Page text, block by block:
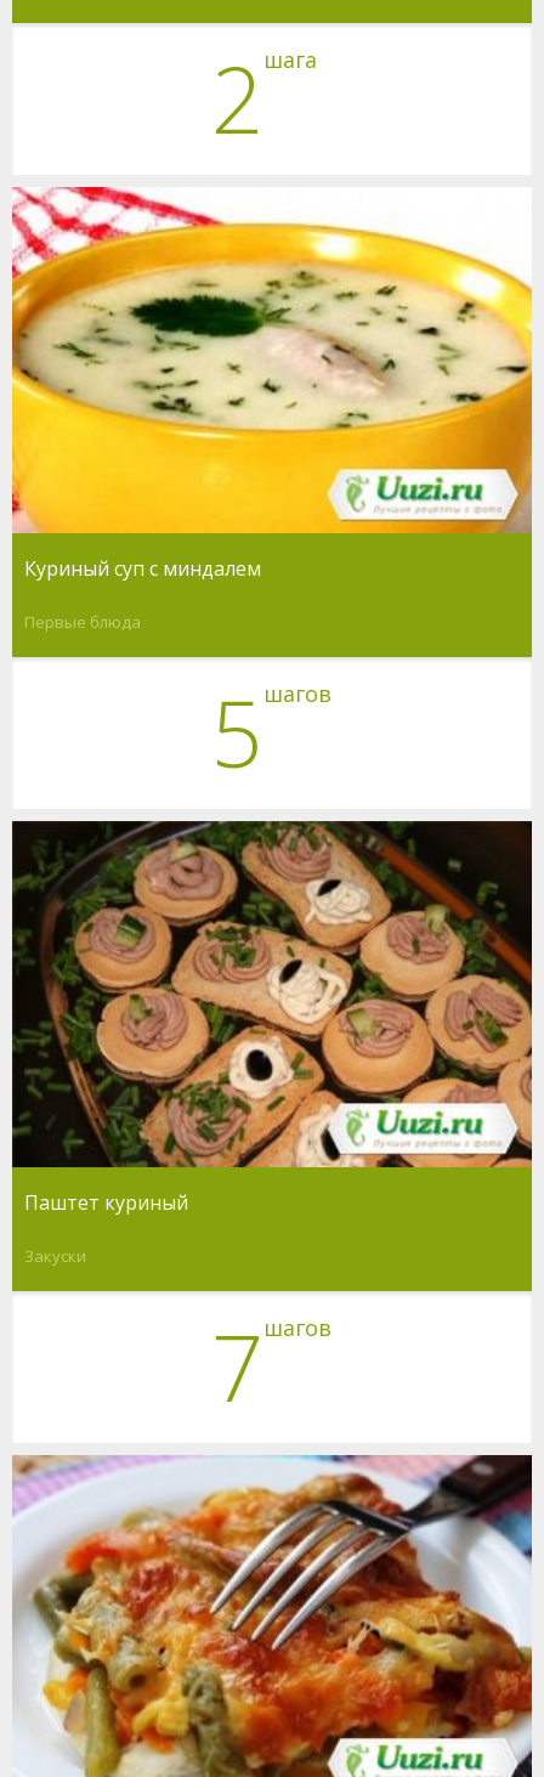
2 шага
Куриный суп с миндалем
Первые блюда
5 шагов
Паштет куриный
Закуски
7 шагов